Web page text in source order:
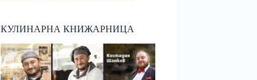
КУЛИНАРНА КНИЖАРНИЦА